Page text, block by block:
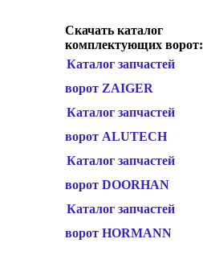
Скачать каталог
комплектующих ворот:
Каталог запчастей
ворот ZAIGER
Каталог запчастей
ворот ALUTECH
Каталог запчастей
ворот DOORHAN
Каталог запчастей
ворот HORMANN